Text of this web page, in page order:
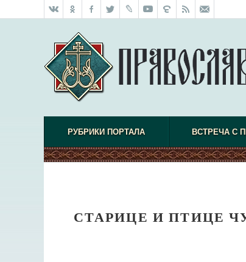
РУБРИКИ ПОРТАЛА ВСТРЕЧА С
СТАРИЦЕ И ПТИЦЕ